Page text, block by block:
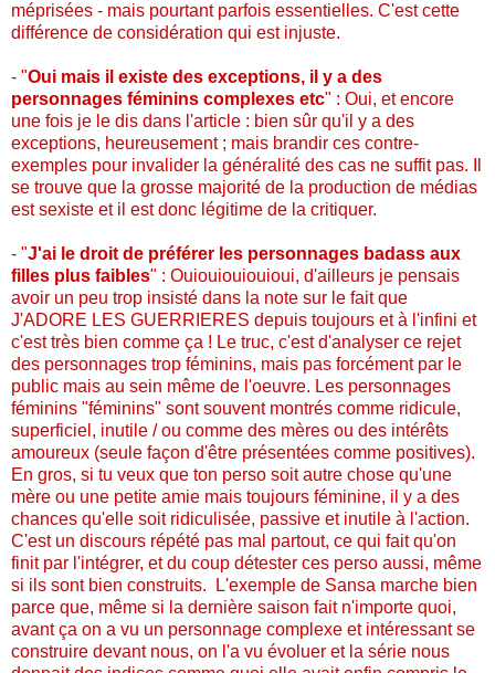
méprisées - mais pourtant parfois essentielles. C'est cette
différence de considération qui est injuste.
- "Oui mais il existe des exceptions, il y a des
personnages féminins complexes etc" : Oui, et encore
une fois je le dis dans l'article : bien sûr qu'il y a des
exceptions, heureusement ; mais brandir ces contre-
exemples pour invalider la généralité des cas ne suffit pas. Il
se trouve que la grosse majorité de la production de médias
est sexiste et il est donc légitime de la critiquer.
- "J'ai le droit de préférer les personnages badass aux
filles plus faibles" : Ouiouiouiouioui, d'ailleurs je pensais
avoir un peu trop insisté dans la note sur le fait que
J'ADORE LES GUERRIERES depuis toujours et à l'infini et
c'est très bien comme ça ! Le truc, c'est d'analyser ce rejet
des personnages trop féminins, mais pas forcément par le
public mais au sein même de l'oeuvre. Les personnages
féminins "féminins" sont souvent montrés comme ridicule,
superficiel, inutile / ou comme des mères ou des intérêts
amoureux (seule façon d'être présentées comme positives).
En gros, si tu veux que ton perso soit autre chose qu'une
mère ou une petite amie mais toujours féminine, il y a des
chances qu'elle soit ridiculisée, passive et inutile à l'action.
C'est un discours répété pas mal partout, ce qui fait qu'on
finit par l'intégrer, et du coup détester ces perso aussi, même
si ils sont bien construits. L'exemple de Sansa marche bien
parce que, même si la dernière saison fait n'importe quoi,
avant ça on a vu un personnage complexe et intéressant se
construire devant nous, on l'a vu évoluer et la série nous